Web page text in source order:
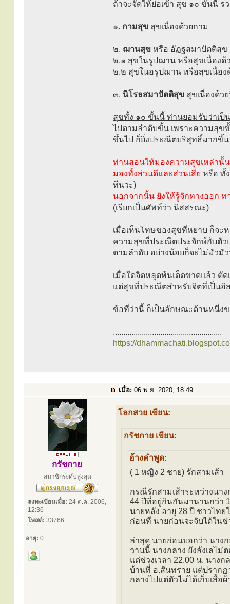
ถ้าจะจัดให้ย่อเข้า สุข ๑๐ ขั้นนี้ ร
๑. กามสุข สุขเนื่องด้วยกาม
๒. ฌานสุข หรือ อัฏฐสมาปัตติสุข
๒.๑ สุขในรูปฌาน หรือสุขเนื่อง
๒.๒ สุขในอรูปฌาน หรือสุขเนื่อ
๓. นิโรธสมาปัตติสุข สุขเนื่องด้ว
สุขทั้ง ๑๐ ขั้นนี้ ท่านยอมรับว่าเ
ไปตามลำดับขั้น เพราะความสุข
ขึ้นไป ก็ยิ่งประณีตบริสุทธิ์มากขึ้น
ท่านสอนให้มองความสุขเหล่านั้
มองทั้งส่วนดีและส่วนเสีย หรือ ทั้
ทีนวะ)
นอกจากนั้น ยังให้รู้จักทางออก ท
(เรียกเป็นศัพท์ว่า นิสสรณะ)
เมื่อเห็นโทษของสุขที่หยาบ ก็จะ
ความสุขที่ประณีตประจักษ์กับตัว
ตามลำดับ อย่างน้อยก็จะไม่มัว
เมื่อใดจิตหลุดพ้นเด็ดขาดแล้ว ตั
แต่สุขที่ประณีตสำหรับจิตที่เป็นอิส
ข้อที่ว่านี้ ก็เป็นลักษณะด้านหนึ่ง
.....................................................
https://
เมื่อ: 06 พ.ย. 2020, 18:49
กรัชกาย
สมาชิกระดับสูงสุด
ลงทะเบียนเมื่อ: 24 ต.ค. 2006,
12:36
โพสต์: 33766
อายุ: 0
โลกสวย เขียน:
กรัชกาย เขียน:
อ้างคำพูด:
( 1 หญิง 2 ชาย) รักสามเส้า
กรณีรักสามเส้าระหว่างนา
44 ปีที่อยู่กินกันมานานกว่า
นายหลัง อายุ 28 ปี ชาวไท
ก่อนที่ นายก่อนจะจับได้ในช่
ล่าสุด นายก่อนบอกว่า นาง
วานนี้ นางกลาง ยังลังเลไม่
แต่ช่วงเวลา 22.00 น. นาง
บ้านที่ อ.สันทราย แต่ปรากฏ
กลางไปแต่ตัวไม่ได้เก็บเสื้อ